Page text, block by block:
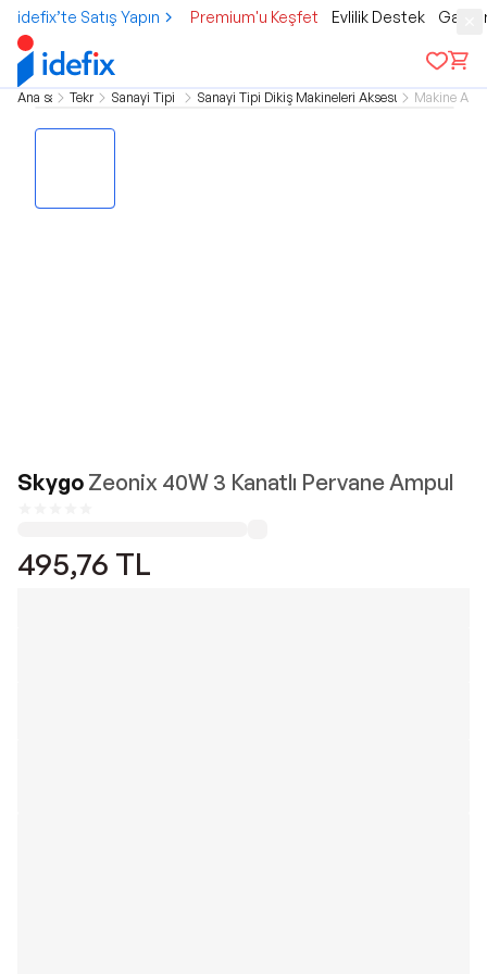
idefix’te Satış Yapın Premium'u Keşfet Evlilik Destek
Ana sayfaTeknolojiSanayi Tipi MakinelerSanayi Tipi Dikiş Makineleri Aksesuarları ve Yedek
Makine
Skygo Zeonix 40W 3 Kanatlı Pervane Ampul
495,76 TL